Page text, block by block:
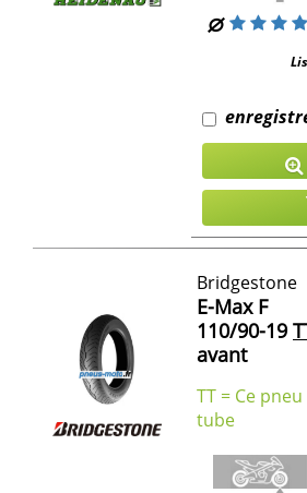
Bridgestone
E-Max F
110/90-19
avant
TT = Ce
tube